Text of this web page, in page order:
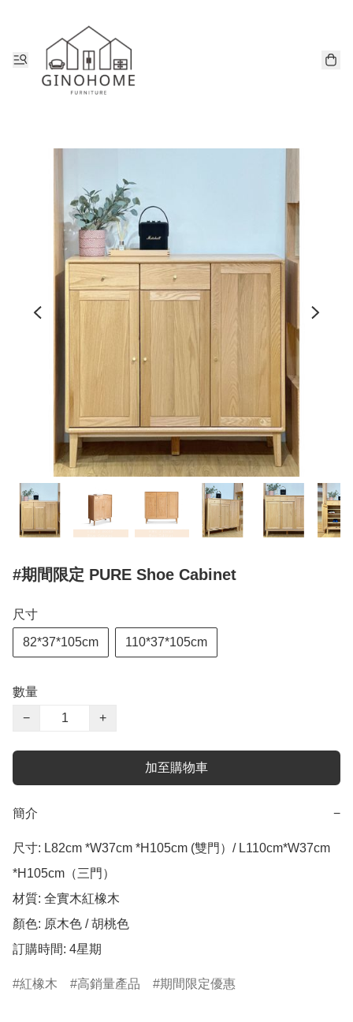
#期間限定 PURE Shoe Cabinet
尺寸
82*37*105cm 110*37*105cm
數量
−
+
加至購物車
簡介 −
尺寸: L82cm *W37cm *H105cm (雙門）/ L110cm*W37cm
*H105cm（三門）
材質: 全實木紅橡木
顏色: 原木色 / 胡桃色
訂購時間: 4星期
紅橡木 高銷量產品 期間限定優惠